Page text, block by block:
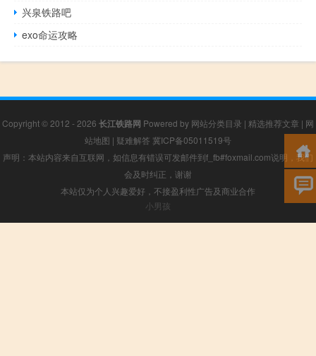
兴泉铁路吧
exo命运攻略
Copyright © 2012 - 2026 长江铁路网 Powered by 网站分类目录 | 精选推荐文章 | 网
站地图 | 疑难解答 冀ICP备05011519号
声明：本站内容来自互联网，如信息有错误可发邮件到f_fb#foxmail.com说明，我们
会及时纠正，谢谢
本站仅为个人兴趣爱好，不接盈利性广告及商业合作
小男孩